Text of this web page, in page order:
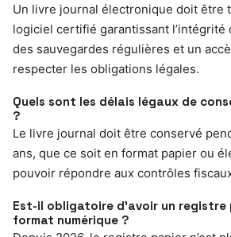
Un livre journal électronique doit être
logiciel certifié garantissant l’intégrité
des sauvegardes régulières et un
respecter les obligations légales.
Quels sont les délais légaux de
?
Le livre journal doit être conservé
ans, que ce soit en format papier ou
pouvoir répondre aux contrôles
Est-il obligatoire d’avoir un registre
format numérique ?